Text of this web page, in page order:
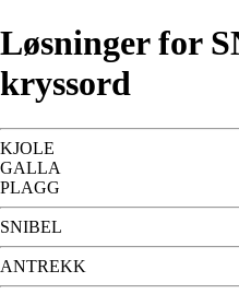
Løsninger for
kryssord
KJOLE
GALLA
PLAGG
SNIBEL
ANTREKK